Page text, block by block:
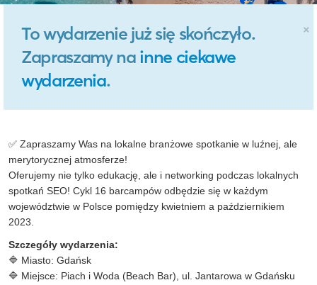
×
To wydarzenie już się skończyło.
Zapraszamy na inne ciekawe
wydarzenia.
✅ Zapraszamy Was na lokalne branżowe spotkanie w luźnej, ale
merytorycznej atmosferze!
Oferujemy nie tylko edukację, ale i networking podczas lokalnych
spotkań SEO! Cykl 16 barcampów odbędzie się w każdym
województwie w Polsce pomiędzy kwietniem a październikiem
2023.
Szczegóły wydarzenia:
🔷 Miasto: Gdańsk
🔷 Miejsce: Piach i Woda (Beach Bar), ul. Jantarowa w Gdańsku